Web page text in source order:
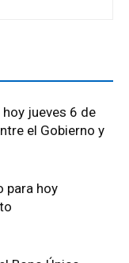
jueves 6 de
el Gobierno y
para hoy